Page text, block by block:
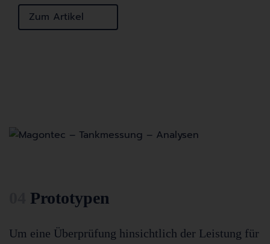
Zum Artikel
Prototypen
Um eine Überprüfung hinsichtlich der Leistung für